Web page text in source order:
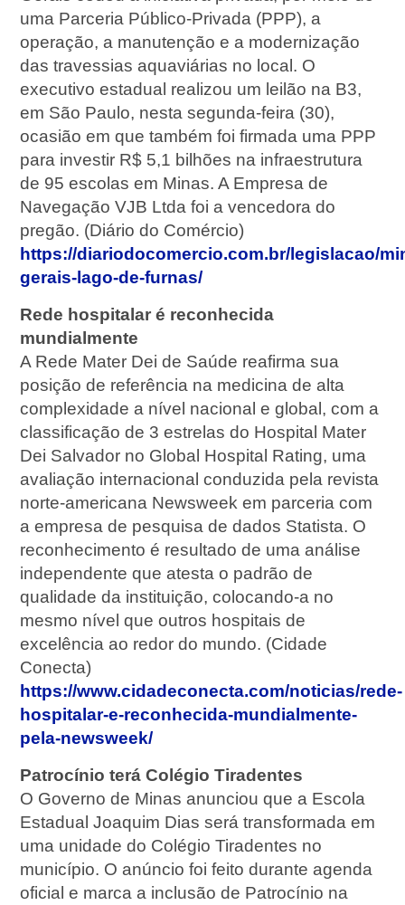
uma Parceria Público-Privada (PPP), a
operação, a manutenção e a modernização
das travessias aquaviárias no local. O
executivo estadual realizou um leilão na B3,
em São Paulo, nesta segunda-feira (30),
ocasião em que também foi firmada uma PPP
para investir R$ 5,1 bilhões na infraestrutura
de 95 escolas em Minas. A Empresa de
Navegação VJB Ltda foi a vencedora do
pregão. (Diário do Comércio)
https://diariodocomercio.com.br/legislacao/
gerais-lago-de-furnas/
Rede hospitalar é reconhecida
mundialmente
A Rede Mater Dei de Saúde reafirma sua
posição de referência na medicina de alta
complexidade a nível nacional e global, com a
classificação de 3 estrelas do Hospital Mater
Dei Salvador no Global Hospital Rating, uma
avaliação internacional conduzida pela revista
norte-americana Newsweek em parceria com
a empresa de pesquisa de dados Statista. O
reconhecimento é resultado de uma análise
independente que atesta o padrão de
qualidade da instituição, colocando-a no
mesmo nível que outros hospitais de
excelência ao redor do mundo. (Cidade
Conecta)
https://www.cidadeconecta.com/noticias/rede-
hospitalar-e-reconhecida-mundialmente-
pela-newsweek/
Patrocínio terá Colégio Tiradentes
O Governo de Minas anunciou que a Escola
Estadual Joaquim Dias será transformada em
uma unidade do Colégio Tiradentes no
município. O anúncio foi feito durante agenda
oficial e marca a inclusão de Patrocínio na